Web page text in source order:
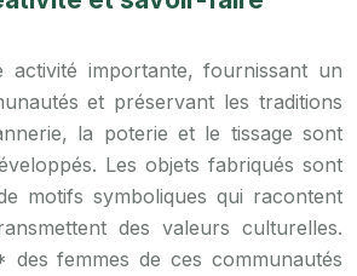
activité importante, fournissant un
et préservant les traditions
la poterie et le tissage sont
Les objets fabriqués sont
motifs symboliques qui racontent
des valeurs culturelles.
femmes de ces communautés